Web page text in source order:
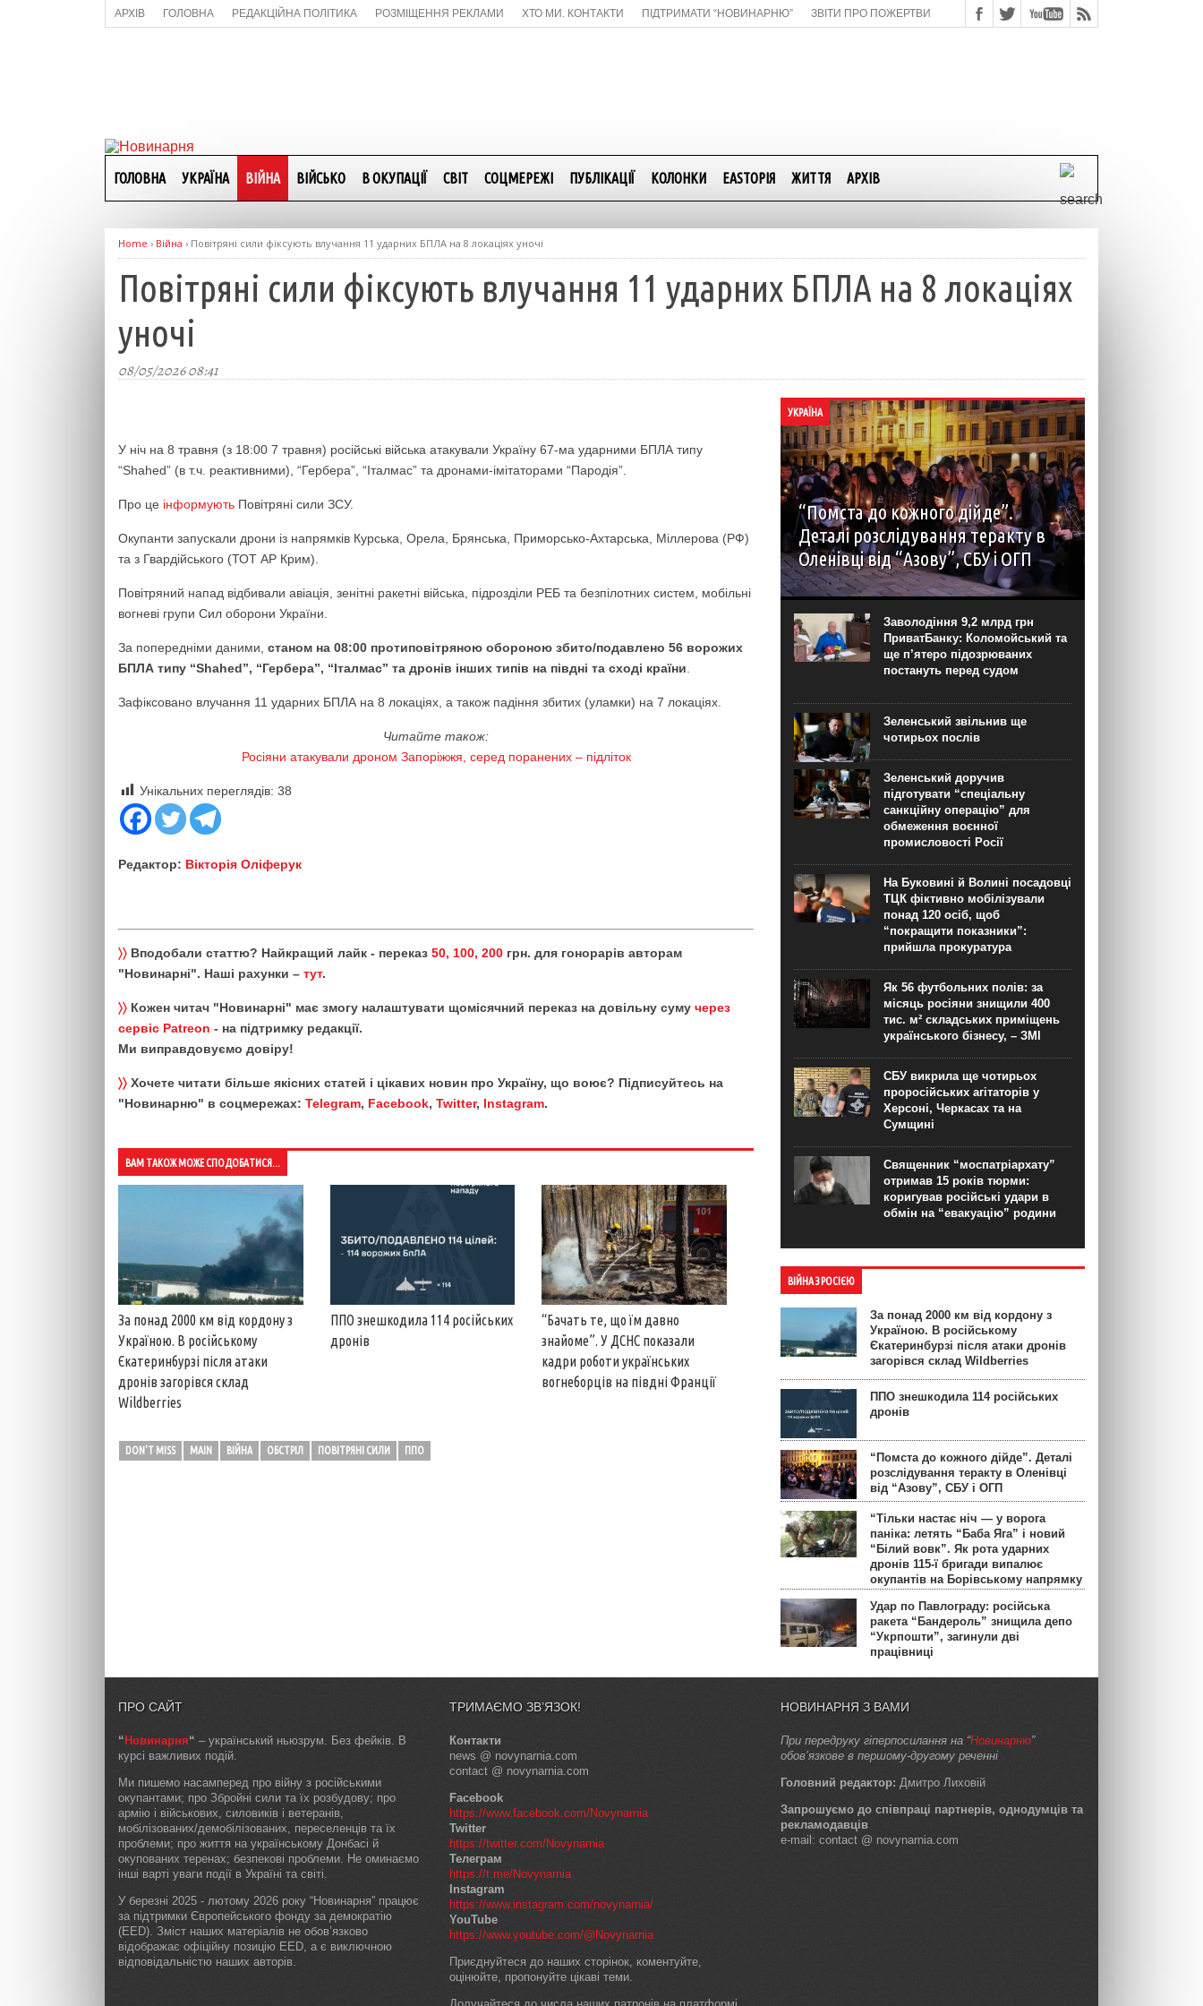
АРХІВ ГОЛОВНА РЕДАКЦІЙНА ПОЛІТИКА РОЗМІЩЕННЯ РЕКЛАМИ ХТО МИ. КОНТАКТИ ПІДТРИМАТИ “НОВИНАРНЮ” ЗВІТИ ПРО ПОЖЕРТВИ
ГОЛОВНА УКРАЇНА ВІЙНА ВІЙСЬКО В ОКУПАЦІЇ СВІТ СОЦМЕРЕЖІ ПУБЛІКАЦІЇ КОЛОНКИ EASTОРІЯ ЖИТТЯ АРХІВ
Home › Війна › Повітряні сили фіксують влучання 11 ударних БПЛА на 8 локаціях уночі
Повітряні сили фіксують влучання 11 ударних БПЛА на 8 локаціях
уночі
08/05/2026 08:41
У ніч на 8 травня (з 18:00 7 травня) російські війська атакували Україну 67-ма ударними БПЛА типу
“Shahed” (в т.ч. реактивними), “Гербера”, “Італмас” та дронами-імітаторами “Пародія”.
Про це інформують Повітряні сили ЗСУ.
Окупанти запускали дрони із напрямків Курська, Орела, Брянська, Приморсько-Ахтарська, Міллерова (РФ)
та з Гвардійського (ТОТ АР Крим).
Повітряний напад відбивали авіація, зенітні ракетні війська, підрозділи РЕБ та безпілотних систем, мобільні
вогневі групи Сил оборони України.
За попередніми даними, станом на 08:00 протиповітряною обороною збито/подавлено 56 ворожих
БПЛА типу “Shahed”, “Гербера”, “Італмас” та дронів інших типів на півдні та сході країни
Зафіксовано влучання 11 ударних БПЛА на 8 локаціях, а також падіння збитих (уламки) на 7 локаціях.
Читайте також:
Росіяни атакували дроном Запоріжжя, серед поранених – підліток
Унікальних переглядів: 38
Редактор: Вікторія Оліферук
〉〉 Вподобали статтю? Найкращий лайк - переказ 50, 100, 200 грн. для гонорарів авторам
"Новинарні". Наші рахунки – тут.
〉〉 Кожен читач "Новинарні" має змогу налаштувати щомісячний переказ на довільну суму через
сервіс Patreon - на підтримку редакції.
Ми виправдовуємо довіру!
〉〉 Хочете читати більше якісних статей і цікавих новин про Україну, що воює? Підписуйтесь на
"Новинарню" в соцмережах: Telegram, Facebook, Twitter, Instagram.
ВАМ ТАКОЖ МОЖЕ СПОДОБАТИСЯ...
За понад 2000 км від кордону з
Україною. В російському
Єкатеринбурзі після атаки
дронів загорівся склад
Wildberries
ППО знешкодила 114 російських
дронів
“Бачать те, що їм давно
знайоме”. У ДСНС показали
кадри роботи українських
вогнеборців на півдні Франції
DON'T MISS MAIN ВІЙНА ОБСТРІЛ ПОВІТРЯНІ СИЛИ ППО
УКРАЇНА
“Помста до кожного дійде”.
Деталі розслідування теракту в
Оленівці від “Азову”, СБУ і ОГП
автор: Наталія Терамае 28 липня рідні вцілілих
“азовців” в Оленівці виступили із шокуючою
заявою. Мовляв, списки полонених у “бараці
200”, де стався вибух, укладав полонений
представник корпусу. Заява...
Заволодіння 9,2 млрд грн
ПриватБанку: Коломойський та
ще п’ятеро підозрюваних
постануть перед судом
Зеленський звільнив ще
чотирьох послів
Зеленський доручив
підготувати “спеціальну
санкційну операцію” для
обмеження воєнної
промисловості Росії
На Буковині й Волині посадовці
ТЦК фіктивно мобілізували
понад 120 осіб, щоб
“покращити показники”:
прийшла прокуратура
Як 56 футбольних полів: за
місяць росіяни знищили 400
тис. м² складських приміщень
українського бізнесу, – ЗМІ
СБУ викрила ще чотирьох
проросійських агітаторів у
Херсоні, Черкасах та на
Сумщині
Священник “моспатріархату”
отримав 15 років тюрми:
коригував російські удари в
обмін на “евакуацію” родини
ВІЙНА З РОСІЄЮ
За понад 2000 км від кордону з
Україною. В російському
Єкатеринбурзі після атаки дронів
загорівся склад Wildberries
ППО знешкодила 114 російських
дронів
“Помста до кожного дійде”. Деталі
розслідування теракту в Оленівці
від “Азову”, СБУ і ОГП
“Тільки настає ніч — у ворога
паніка: летять “Баба Яга” і новий
“Білий вовк”. Як рота ударних
дронів 115-ї бригади випалює
окупантів на Борівському напрямку
Удар по Павлограду: російська
ракета “Бандероль” знищила депо
“Укрпошти”, загинули дві
працівниці
ПРО САЙТ
“ Новинарня“ – український ньюзрум. Без фейків. В
курсі важливих подій.
Ми пишемо насамперед про війну з російськими
окупантами; про Збройні сили та їх розбудову; про
армію і військових, силовиків і ветеранів,
мобілізованих/демобілізованих, переселенців та їх
проблеми; про життя на українському Донбасі й
окупованих теренах; безпекові проблеми. Не оминаємо
інші варті уваги події в Україні та світі.
У березні 2025 - лютому 2026 року “Новинарня” працює
за підтримки Європейського фонду за демократію
(EED). Зміст наших матеріалів не обов’язково
відображає офіційну позицію EED, а є виключною
відповідальністю наших авторів.
ТРИМАЄМО ЗВ’ЯЗОК!
Контакти
news @ novynarnia.com
contact @ novynarnia.com
Facebook
https://www.facebook.com/Novynarnia
Twitter
https://twitter.com/Novynarnia
Телеграм
https://t.me/Novynarnia
Instagram
https://www.instagram.com/novynarnia/
YouTube
https://www.youtube.com/@Novynarnia
Приєднуйтеся до наших сторінок, коментуйте,
оцінюйте, пропонуйте цікаві теми.
НОВИНАРНЯ З ВАМИ
При передруку гіперпосилання на “Новинарню”
обов’язкове в першому-другому реченні
Головний редактор: Дмитро Лиховій
Запрошуємо до співпраці партнерів, однодумців та
рекламодавців
e-mail: contact @ novynarnia.com